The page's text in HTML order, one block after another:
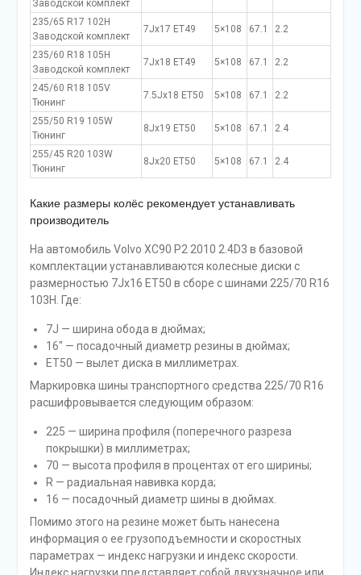
Заводской комплект
235/65 R17 102H
Заводской комплект
7Jx17 ET49 5×108 67.1 2.2
235/60 R18 105H
Заводской комплект
7Jx18 ET49 5×108 67.1 2.2
245/60 R18 105V
Тюнинг
7.5Jx18 ET50 5×108 67.1 2.2
255/50 R19 105W
Тюнинг
8Jx19 ET50 5×108 67.1 2.4
255/45 R20 103W
Тюнинг
8Jx20 ET50 5×108 67.1 2.4
Какие размеры колёс рекомендует устанавливать
производитель
На автомобиль Volvo XC90 P2 2010 2.4D3 в базовой
комплектации устанавливаются колесные диски с
размерностью 7Jx16 ET50 в сборе с шинами 225/70 R16
103H. Где:
7J — ширина обода в дюймах;
16″ — посадочный диаметр резины в дюймах;
ET50 — вылет диска в миллиметрах.
Маркировка шины транспортного средства 225/70 R16
расшифровывается следующим образом:
225 — ширина профиля (поперечного разреза
покрышки) в миллиметрах;
70 — высота профиля в процентах от его ширины;
R — радиальная навивка корда;
16 — посадочный диаметр шины в дюймах.
Помимо этого на резине может быть нанесена
информация о ее грузоподъемности и скоростных
параметрах — индекс нагрузки и индекс скорости.